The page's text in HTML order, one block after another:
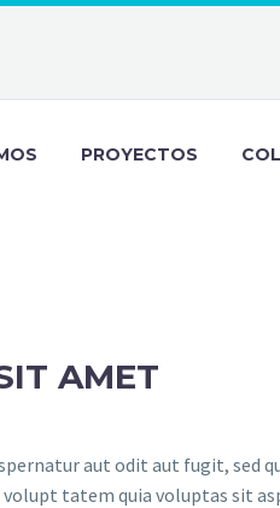
PROYECTOS
AMET
aut odit aut fugit, sed
tatem quia voluptas sit